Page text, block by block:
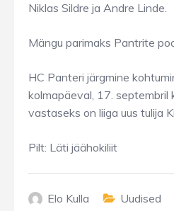
Niklas Sildre ja Andre Linde.
Mängu parimaks Pantrite
HC Panteri järgmine
kolmapäeval, 17. septembril
vastaseks on liiga uus tulija
Pilt: Läti jäähokiliit
Elo Kulla Uudised